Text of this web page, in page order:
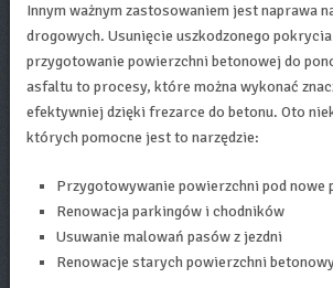
Innym ważnym zastosowaniem jest naprawa
drogowych. Usunięcie uszkodzonego
przygotowanie powierzchni betonowej do
asfaltu to procesy, które można wykonać
efektywniej dzięki frezarce do betonu. Oto
których pomocne jest to narzędzie:
Przygotowywanie powierzchni pod nowe
Renowacja parkingów i chodników
Usuwanie malowań pasów z jezdni
Renowacje starych powierzchni